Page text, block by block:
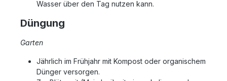
Wasser über den Tag nutzen kann.
Düngung
Garten
Jährlich im Frühjahr mit Kompost oder organischem
Dünger versorgen.